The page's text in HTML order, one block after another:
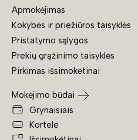
Apmokėjimas
Kokybės ir priežiūros taisyklės
Pristatymo sąlygos
Prekių grąžinimo taisyklės
Pirkimas išsimokėtinai
Mokėjimo būdai
Grynaisiais
Kortele